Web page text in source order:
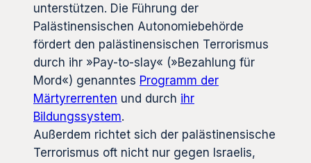
unterstützen. Die Führung der
Palästinensischen Autonomiebehörde
fördert den palästinensischen Terrorismus
durch ihr »Pay-to-slay« (»Bezahlung für
Mord«) genanntes Programm der
Märtyrerrenten und durch ihr
Bildungssystem.
Außerdem richtet sich der palästinensische
Terrorismus oft nicht nur gegen Israelis,